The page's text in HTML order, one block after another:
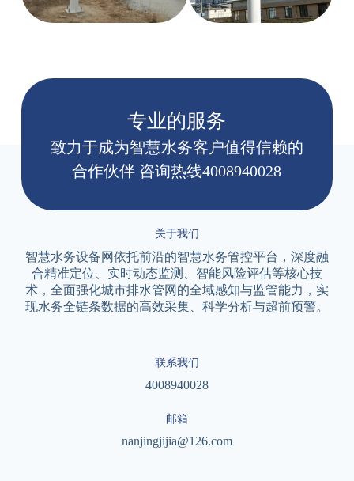
专业的服务
致力于成为智慧水务客户值得信赖的
合作伙伴 咨询热线4008940028
关于我们
智慧水务设备网依托前沿的智慧水务管控平台，深度融
合精准定位、实时动态监测、智能风险评估等核心技
术，全面强化城市排水管网的全域感知与监管能力，实
现水务全链条数据的高效采集、科学分析与超前预警。
联系我们
4008940028
邮箱
nanjingjijia@126.com